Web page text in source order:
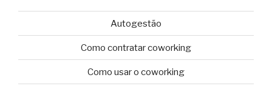
Autogestão
Como contratar coworking
Como usar o coworking